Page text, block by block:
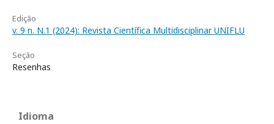
Edição
v. 9 n. N.1 (2024): Revista Científica Multidisciplinar UNIFLU
Seção
Resenhas
Idioma